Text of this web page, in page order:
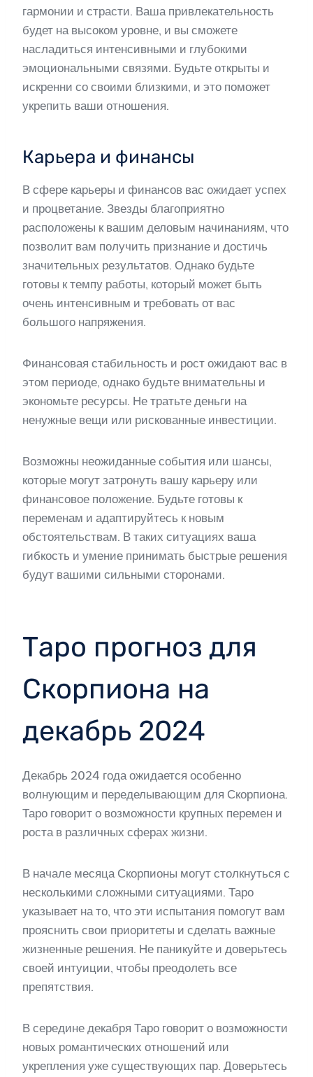
гармонии и страсти. Ваша привлекательность
будет на высоком уровне, и вы сможете
насладиться интенсивными и глубокими
эмоциональными связями. Будьте открыты и
искренни со своими близкими, и это поможет
укрепить ваши отношения.
Карьера и финансы
В сфере карьеры и финансов вас ожидает успех
и процветание. Звезды благоприятно
расположены к вашим деловым начинаниям, что
позволит вам получить признание и достичь
значительных результатов. Однако будьте
готовы к темпу работы, который может быть
очень интенсивным и требовать от вас
большого напряжения.
Финансовая стабильность и рост ожидают вас в
этом периоде, однако будьте внимательны и
экономьте ресурсы. Не тратьте деньги на
ненужные вещи или рискованные инвестиции.
Возможны неожиданные события или шансы,
которые могут затронуть вашу карьеру или
финансовое положение. Будьте готовы к
переменам и адаптируйтесь к новым
обстоятельствам. В таких ситуациях ваша
гибкость и умение принимать быстрые решения
будут вашими сильными сторонами.
Таро прогноз для
Скорпиона на
декабрь 2024
Декабрь 2024 года ожидается особенно
волнующим и переделывающим для Скорпиона.
Таро говорит о возможности крупных перемен и
роста в различных сферах жизни.
В начале месяца Скорпионы могут столкнуться с
несколькими сложными ситуациями. Таро
указывает на то, что эти испытания помогут вам
прояснить свои приоритеты и сделать важные
жизненные решения. Не паникуйте и доверьтесь
своей интуиции, чтобы преодолеть все
препятствия.
В середине декабря Таро говорит о возможности
новых романтических отношений или
укрепления уже существующих пар. Доверьтесь